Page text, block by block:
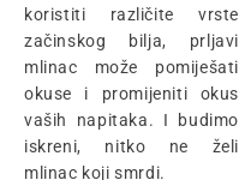
koristiti različite vrste
začinskog bilja, prljavi
mlinac može pomiješati
okuse i promijeniti okus
vaših napitaka. I budimo
iskreni, nitko ne želi
mlinac koji smrdi.